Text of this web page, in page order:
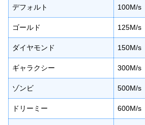
デフォルト 100M/s
ゴールド 125M/s
ダイヤモンド 150M/s
ギャラクシー 300M/s
ゾンビ 500M/s
ドリーミー 600M/s